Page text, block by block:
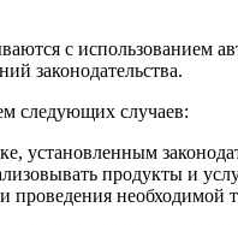
с использованием
законодательства.
следующих случаев:
установленным
продукты и
необходимой